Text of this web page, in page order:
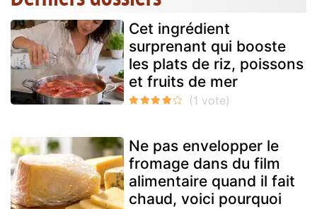
Cet ingrédient
surprenant qui booste
les plats de riz, poissons
et fruits de mer
Ne pas envelopper le
fromage dans du film
alimentaire quand il fait
chaud, voici pourquoi